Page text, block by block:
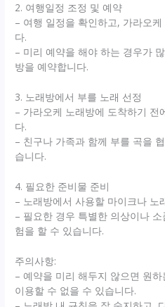
2. 여행일정 조정 및 예약
– 여행 일정을 확인하고, 가라오
다.
– 미리 예약을 해야 하는 경우가
방을 예약합니다.
3. 노래방에서 부를 노래 선정
– 가라오케 노래방에 도착하기 전
다.
– 친구나 가족과 함께 부를 곡을
습니다.
4. 필요한 준비물 준비
– 노래방에서 사용할 마이크나 노
– 필요한 경우 특별한 의상이나
험을 할 수 있습니다.
주의사항:
– 예약을 미리 해두지 않으면 원
이용할 수 없을 수 있습니다.